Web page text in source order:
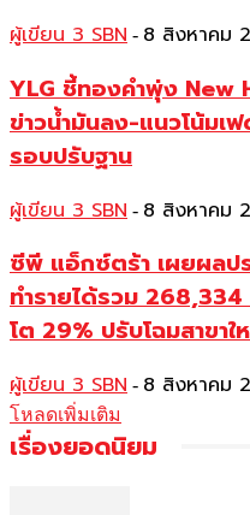
ผู้เขียน 3 SBN - 8 สิงหาคม
YLG ชี้ทองคำพุ่ง New
ข่าวน้ำมันลง-แนวโน้มเ
รอบปรับฐาน
ผู้เขียน 3 SBN - 8 สิงหาคม
ซีพี แอ็กซ์ตร้า เผยผลป
ทำรายได้รวม
โต 29% ปรับโฉมสาขา
ผู้เขียน 3 SBN - 8 สิงหาคม
โหลดเพิ่มเติม
เรื่องยอดนิยม